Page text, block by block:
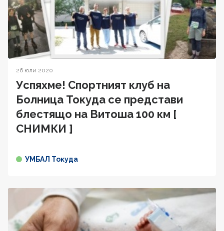
26 юли 2020
Успяхме! Спортният клуб на
Болница Токуда се представи
блестящо на Витоша 100 км [
СНИМКИ ]
УМБАЛ Токуда